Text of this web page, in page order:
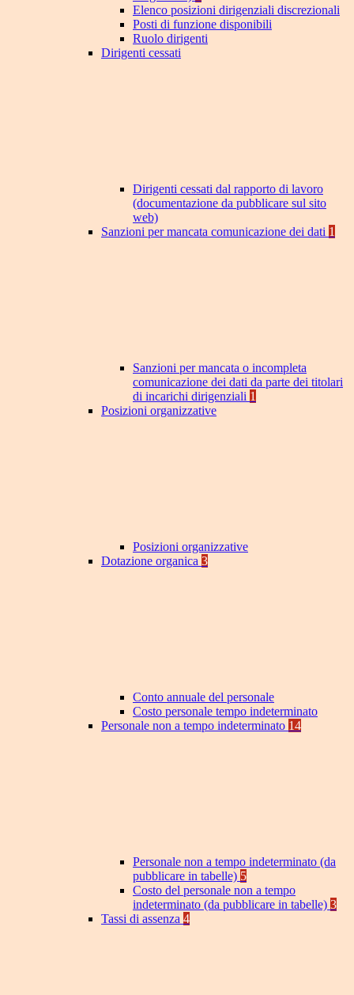
Elenco posizioni dirigenziali discrezionali
Posti di funzione disponibili
Ruolo dirigenti
Dirigenti cessati
Dirigenti cessati dal rapporto di lavoro
(documentazione da pubblicare sul sito
web)
Sanzioni per mancata comunicazione dei dati 1
Sanzioni per mancata o incompleta
comunicazione dei dati da parte dei titolari
di incarichi dirigenziali 1
Posizioni organizzative
Posizioni organizzative
Dotazione organica 3
Conto annuale del personale
Costo personale tempo indeterminato
Personale non a tempo indeterminato 14
Personale non a tempo indeterminato (da
pubblicare in tabelle) 5
Costo del personale non a tempo
indeterminato (da pubblicare in tabelle) 3
Tassi di assenza 4